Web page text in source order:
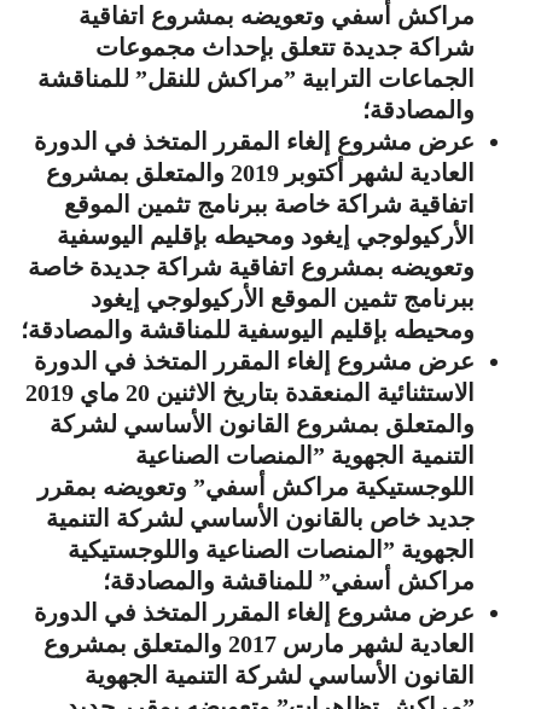
مراكش أسفي وتعويضه بمشروع اتفاقية
شراكة جديدة تتعلق بإحداث مجموعات
الجماعات الترابية ”مراكش للنقل” للمناقشة
والمصادقة؛
عرض مشروع إلغاء المقرر المتخذ في الدورة
العادية لشهر أكتوبر 2019 والمتعلق بمشروع
اتفاقية شراكة خاصة ببرنامج تثمين الموقع
الأركيولوجي إيغود ومحيطه بإقليم اليوسفية
وتعويضه بمشروع اتفاقية شراكة جديدة خاصة
ببرنامج تثمين الموقع الأركيولوجي إيغود
ومحيطه بإقليم اليوسفية للمناقشة والمصادقة؛
عرض مشروع إلغاء المقرر المتخذ في الدورة
الاستثنائية المنعقدة بتاريخ الاثنين 20 ماي 2019
والمتعلق بمشروع القانون الأساسي لشركة
التنمية الجهوية ”المنصات الصناعية
اللوجستيكية مراكش أسفي” وتعويضه بمقرر
جديد خاص بالقانون الأساسي لشركة التنمية
الجهوية ”المنصات الصناعية واللوجستيكية
مراكش أسفي” للمناقشة والمصادقة؛
عرض مشروع إلغاء المقرر المتخذ في الدورة
العادية لشهر مارس 2017 والمتعلق بمشروع
القانون الأساسي لشركة التنمية الجهوية